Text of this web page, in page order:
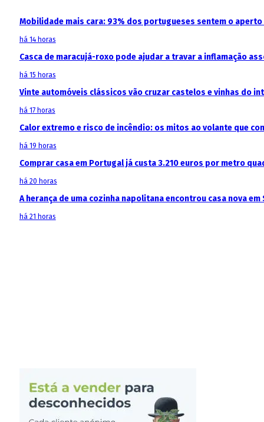
Mobilidade mais cara: 93% dos portugueses sentem o
há 14 horas
Casca de maracujá-roxo pode ajudar a travar a inflamação
há 15 horas
Vinte automóveis clássicos vão cruzar castelos e vinhas do
há 17 horas
Calor extremo e risco de incêndio: os mitos ao volante que
há 19 horas
Comprar casa em Portugal já custa 3.210 euros por metro
há 20 horas
A herança de uma cozinha napolitana encontrou casa nova em
há 21 horas